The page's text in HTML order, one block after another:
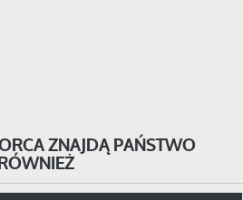
ZNAJDĄ PAŃSTWO